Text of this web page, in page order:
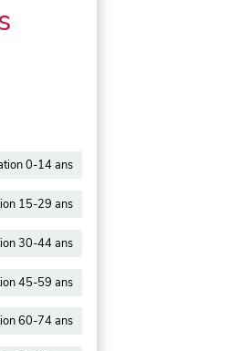
0-14 ans
15-29 ans
30-44 ans
45-59 ans
60-74 ans